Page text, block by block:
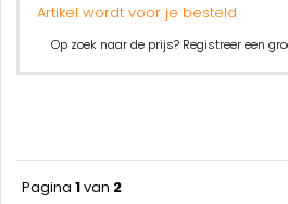
Artikel wordt voor je besteld
Op zoek naar de prijs? Registreer een
Pagina 1van 2